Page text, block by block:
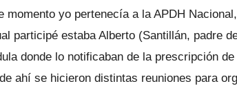
yo pertenecía a la APDH
participé estaba Alberto (Santillán, padre
donde lo notificaban de la prescripción de
ahí se hicieron distintas reuniones para